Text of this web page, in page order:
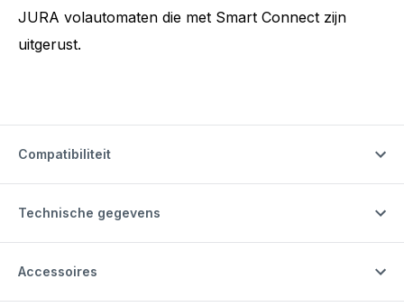
JURA volautomaten die met Smart Connect zijn
uitgerust.
Compatibiliteit
Technische gegevens
Accessoires